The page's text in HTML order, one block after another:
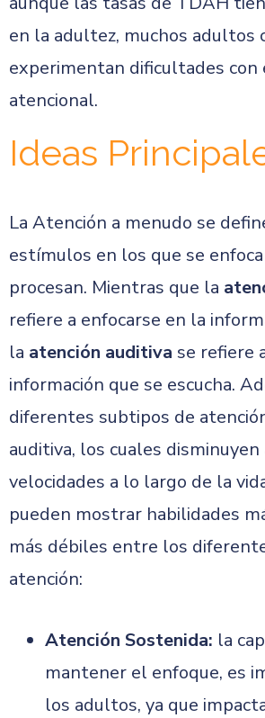
en la adultez, muchos adultos
experimentan dificultades
atencional.
Ideas
La Atención a menudo se
estímulos en los que se
procesan. Mientras que la
refiere a enfocarse en la
la atención auditiva se refiere
información que se escucha.
diferentes subtipos de
auditiva, los cuales
velocidades a lo largo de la
pueden mostrar habilidades
más débiles entre los
atención:
Atención Sostenida: la
mantener el enfoque, es
los adultos, ya que